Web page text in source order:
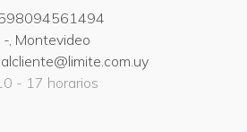
-, Montevideo
- 17 horarios